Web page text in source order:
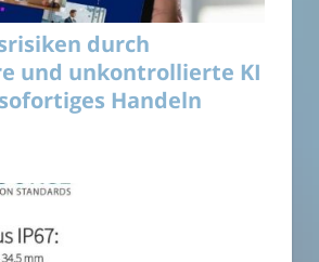
durch
und unkontrollierte KI
Handeln